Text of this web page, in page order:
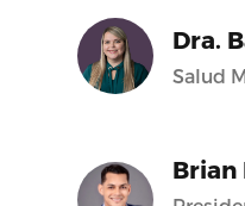
Dra.
Salud
Brian